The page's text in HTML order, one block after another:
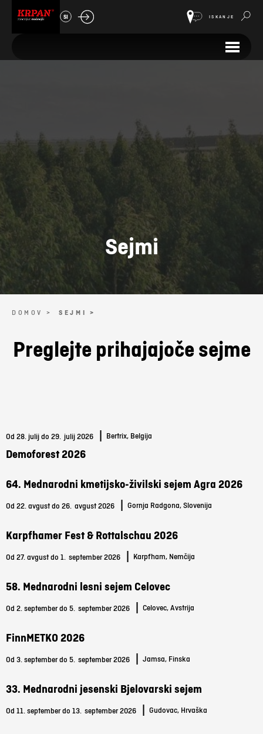
SI ISKANJE
Sejmi
DOMOV > SEJMI >
Preglejte prihajajoče sejme
Od 28. julij do 29. julij 2026 Bertrix, Belgija
Demoforest 2026
64. Mednarodni kmetijsko-živilski sejem Agra 2026
Od 22. avgust do 26. avgust 2026 Gornja Radgona, Slovenija
Karpfhamer Fest & Rottalschau 2026
Od 27. avgust do 1. september 2026 Karpfham, Nemčija
58. Mednarodni lesni sejem Celovec
Od 2. september do 5. september 2026 Celovec, Avstrija
FinnMETKO 2026
Od 3. september do 5. september 2026 Jamsa, Finska
33. Mednarodni jesenski Bjelovarski sejem
Od 11. september do 13. september 2026 Gudovac, Hrvaška